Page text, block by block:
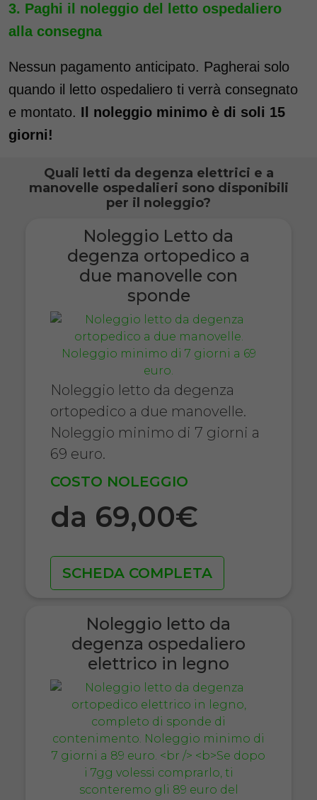
Paghi il noleggio del letto ospedaliero
alla consegna
Nessun pagamento anticipato. Pagherai solo
quando il letto ospedaliero ti verrà consegnato
e montato. Il noleggio minimo è di soli 15
giorni!
Quali letti da degenza elettrici e a
manovelle ospedalieri sono disponibili
per il noleggio?
Noleggio Letto da
degenza ortopedico a
due manovelle con
sponde
Noleggio letto da degenza
ortopedico a due manovelle.
Noleggio minimo di 7 giorni a
69 euro.
COSTO NOLEGGIO
da 69,00€
SCHEDA COMPLETA
Noleggio letto da
degenza ospedaliero
elettrico in legno